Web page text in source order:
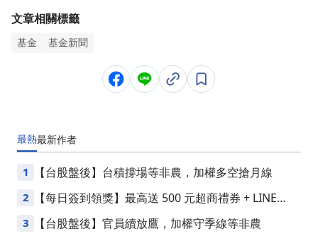
文章相關標籤
基金 基金新聞
最熱最新作者
1 【台股盤後】台積撐場等非農，加權多空搶月線
2
【每日簽到領獎】最高送 500 元超商禮券 + LINE
Points
3 【台股盤後】官員續放鷹，加權守季線等非農